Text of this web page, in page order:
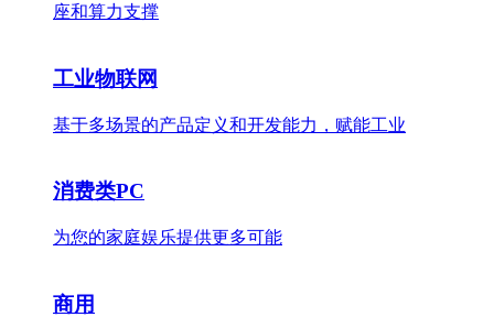
座和算力支撑
工业物联网
基于多场景的产品定义和开发能力，赋能工业
消费类PC
为您的家庭娱乐提供更多可能
商用